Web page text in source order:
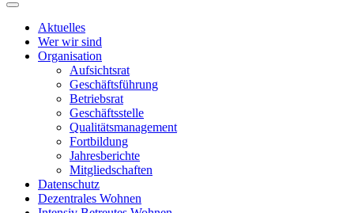
Aktuelles
Wer wir sind
Organisation
Aufsichtsrat
Geschäftsführung
Betriebsrat
Geschäftsstelle
Qualitätsmanagement
Fortbildung
Jahresberichte
Mitgliedschaften
Datenschutz
Dezentrales Wohnen